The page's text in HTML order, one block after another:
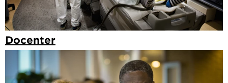
Docenter